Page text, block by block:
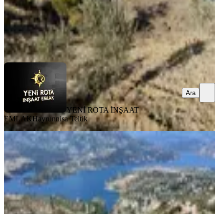
YENİ ROTA İNŞAAT EMLAK Hayrunnisa Teltik
Ara
YENİ ROTA İNŞAAT
EMLAKHayrunnisa Teltik
Ara
Germenicia'dan Kızılseki'de Natamam
Evi İle Satılık Tarla/bahçe
Onikişubat, Kızılseki Mahallesi
1.500/m²·01.06.2026
4.500.000 ₺